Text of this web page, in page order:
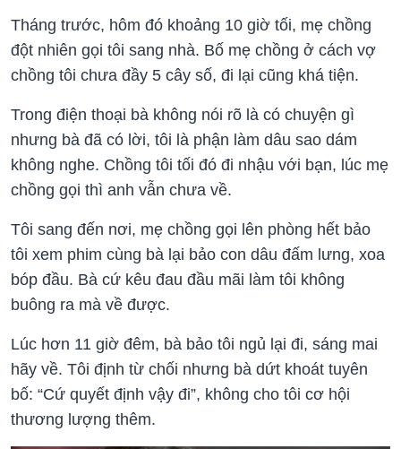
Tháng trước, hôm đó khoảng 10 giờ tối, mẹ chồng
đột nhiên gọi tôi sang nhà. Bố mẹ chồng ở cách vợ
chồng tôi chưa đầy 5 cây số, đi lại cũng khá tiện.
Trong điện thoại bà không nói rõ là có chuyện gì
nhưng bà đã có lời, tôi là phận làm dâu sao dám
không nghe. Chồng tôi tối đó đi nhậu với bạn, lúc mẹ
chồng gọi thì anh vẫn chưa về.
Tôi sang đến nơi, mẹ chồng gọi lên phòng hết bảo
tôi xem phim cùng bà lại bảo con dâu đấm lưng, xoa
bóp đầu. Bà cứ kêu đau đầu mãi làm tôi không
buông ra mà về được.
Lúc hơn 11 giờ đêm, bà bảo tôi ngủ lại đi, sáng mai
hãy về. Tôi định từ chối nhưng bà dứt khoát tuyên
bố: “Cứ quyết định vậy đi”, không cho tôi cơ hội
thương lượng thêm.